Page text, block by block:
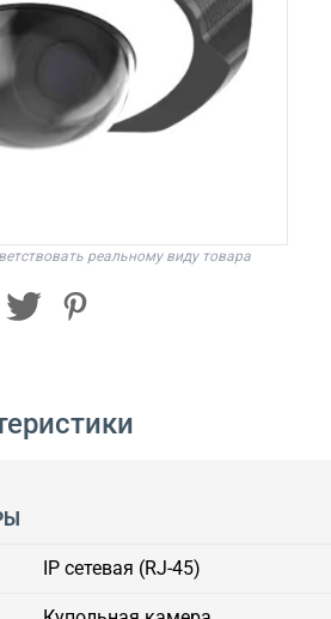
реальному виду товара
IP сетевая (RJ-45)